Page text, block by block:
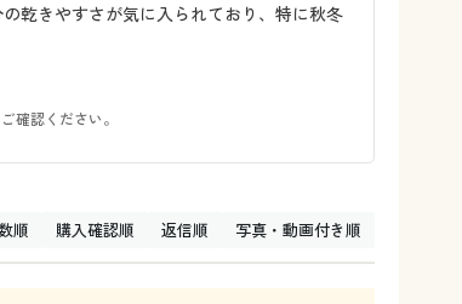
乾きやすさが気に入られており、特に秋冬
確認ください。
順 購入確認順 返信順 写真・動画付き順